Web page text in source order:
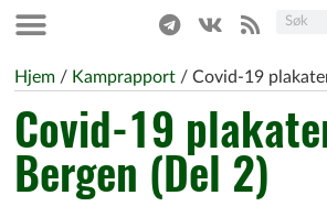
Hjem / Kamprapport / Covid-19
Covid-19
Bergen (Del 2)